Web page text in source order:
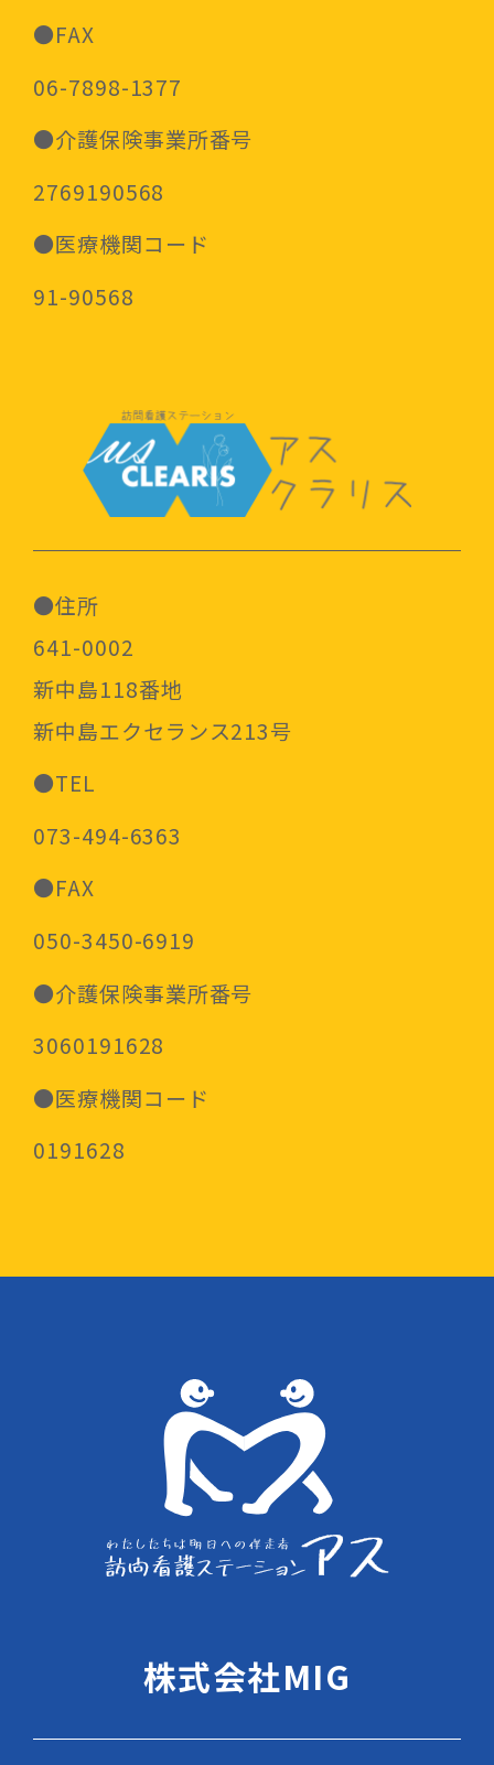
●FAX
06-7898-1377
●介護保険事業所番号
2769190568
●医療機関コード
91-90568
●住所
641-0002
新中島118番地
新中島エクセランス213号
●TEL
073-494-6363
●FAX
050-3450-6919
●介護保険事業所番号
3060191628
●医療機関コード
0191628
株式会社MIG